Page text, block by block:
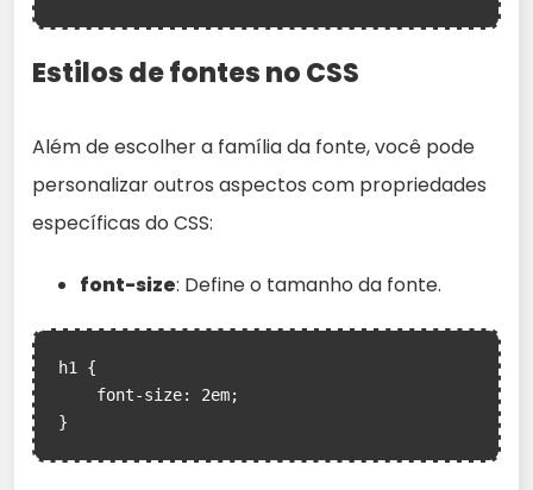
Estilos de fontes no CSS
Além de escolher a família da fonte, você pode
personalizar outros aspectos com propriedades
específicas do CSS:
font-size: Define o tamanho da fonte.
h1 {
}